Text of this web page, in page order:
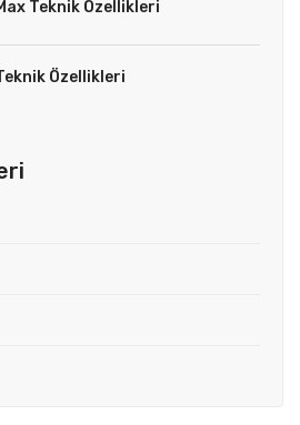
Teknik Özellikleri
Özellikleri